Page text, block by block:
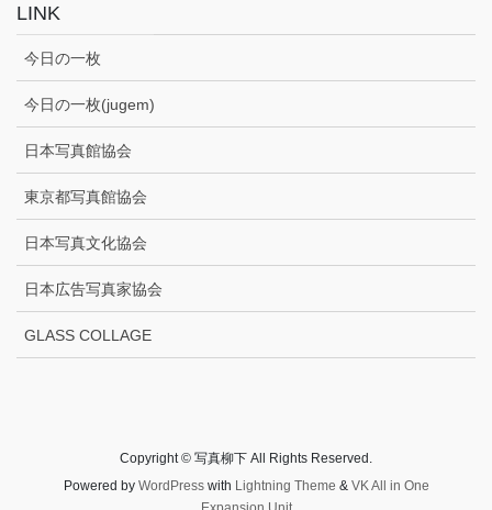
LINK
今日の一枚
今日の一枚(jugem)
日本写真館協会
東京都写真館協会
日本写真文化協会
日本広告写真家協会
GLASS COLLAGE
Copyright © 写真柳下 All Rights Reserved.
Powered by WordPresswith Lightning Theme & VK All in One